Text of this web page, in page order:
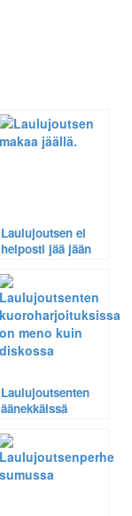
Laulujoutsen ei
helposti jää jään
vaikka jäätä. Katso
video.
Laulujoutsenten
äänekkäissä
on menoa ja
meininkiä